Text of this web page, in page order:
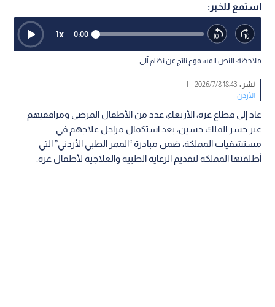
استمع للخبر:
0:00
1x
ملاحظة: النص المسموع ناتج عن نظام آلي
نشر :18:43 2026/7/8
|
الأردن
عاد إلى قطاع غزة، الأربعاء، عدد من الأطفال المرضى ومرافقيهم
عبر جسر الملك حسين، بعد استكمال مراحل علاجهم في
مستشفيات المملكة، ضمن مبادرة “الممر الطبي الأردني” التي
أطلقتها المملكة لتقديم الرعاية الطبية والعلاجية لأطفال غزة.